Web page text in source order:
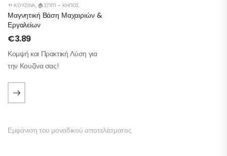
🍴 ΚΟΥΖΊΝΑ, 🏠 ΣΠΊΤΙ – ΚΉΠΟΣ
Μαγνητική Βάση Μαχαιριών &
Εργαλείων
€3.89
Κομψή και Πρακτική Λύση για
την Κουζίνα σας!
Εμφάνιση του μοναδικού αποτελέσματος